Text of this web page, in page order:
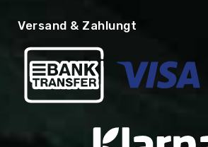
Versand & Zahlungt